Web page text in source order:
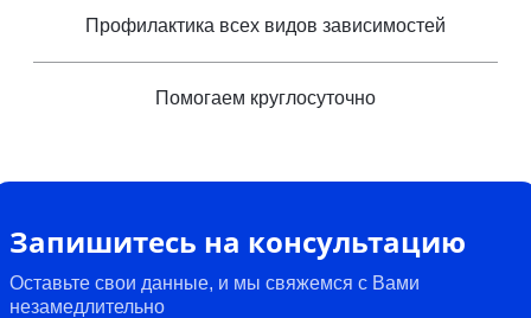
Профилактика всех видов зависимостей
Помогаем круглосуточно
Запишитесь на консультацию
Оставьте свои данные, и мы свяжемся с Вами
незамедлительно